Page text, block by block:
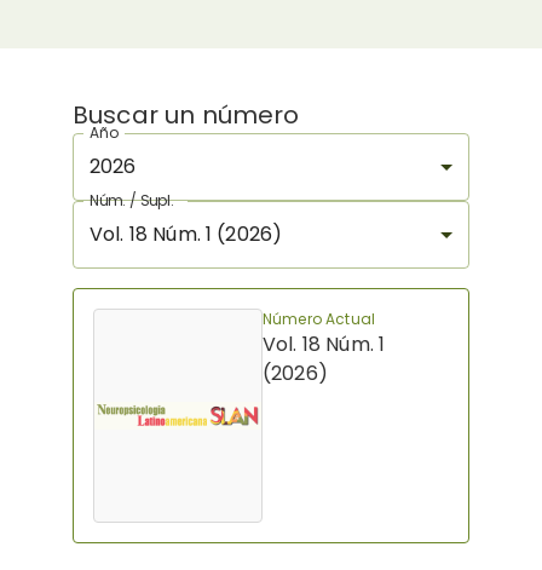
Buscar un número
Año
2026
Núm. / Supl.
Vol. 18 Núm. 1 (2026)
Número Actual
Vol. 18 Núm. 1
(2026)